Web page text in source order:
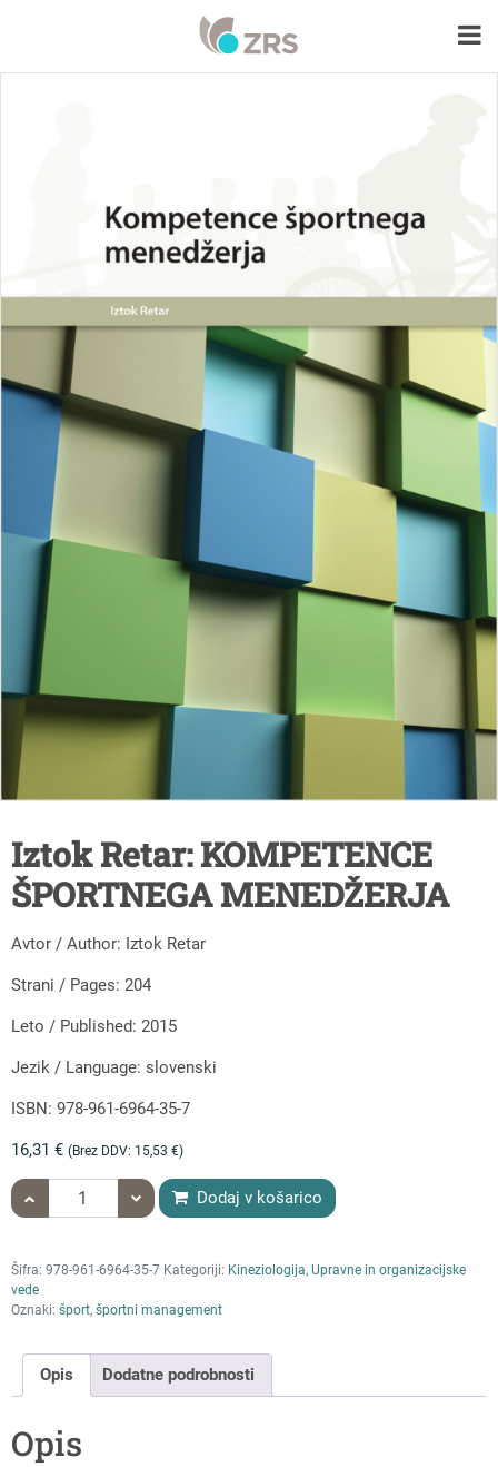
Iztok Retar: KOMPETENCE
ŠPORTNEGA MENEDŽERJA
Avtor / Author: Iztok Retar
Strani / Pages: 204
Leto / Published: 2015
Jezik / Language: slovenski
ISBN: 978-961-6964-35-7
16,31 € (Brez DDV: 15,53 €)
količina Iztok Retar: KOMPETENCE ŠPORTNEGA MENEDŽERJA
Dodaj v košarico
Šifra: 978-961-6964-35-7 Kategoriji: Kineziologija, Upravne in organizacijske
vede
Oznaki: šport, športni management
Opis Dodatne podrobnosti
Opis